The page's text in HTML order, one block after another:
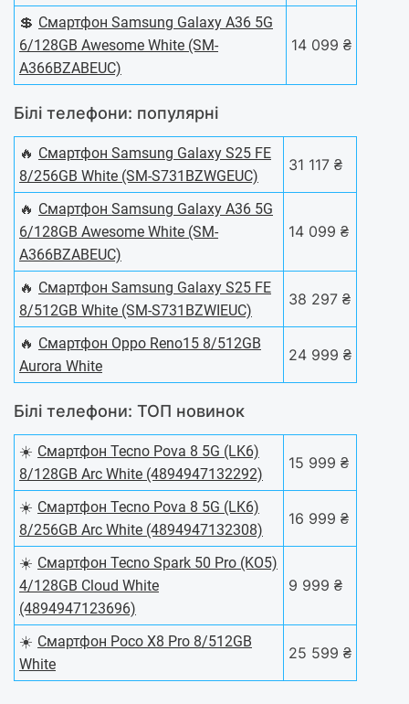
💲 Смартфон Samsung Galaxy A36 5G
6/128GB Awesome White (SM-
A366BZABEUC)
14 099 ₴
Білі телефони: популярні
🔥 Смартфон Samsung Galaxy S25 FE
8/256GB White (SM-S731BZWGEUC)
31 117 ₴
🔥 Смартфон Samsung Galaxy A36 5G
6/128GB Awesome White (SM-
A366BZABEUC)
14 099 ₴
🔥 Смартфон Samsung Galaxy S25 FE
8/512GB White (SM-S731BZWIEUC)
38 297 ₴
🔥 Смартфон Oppo Reno15 8/512GB
Aurora White
24 999 ₴
Білі телефони: ТОП новинок
☀️ Смартфон Tecno Pova 8 5G (LK6)
8/128GB Arc White (4894947132292)
15 999 ₴
☀️ Смартфон Tecno Pova 8 5G (LK6)
8/256GB Arc White (4894947132308)
16 999 ₴
☀️ Смартфон Tecno Spark 50 Pro (KO5)
4/128GB Cloud White
(4894947123696)
9 999 ₴
☀️ Смартфон Poco X8 Pro 8/512GB
White
25 599 ₴